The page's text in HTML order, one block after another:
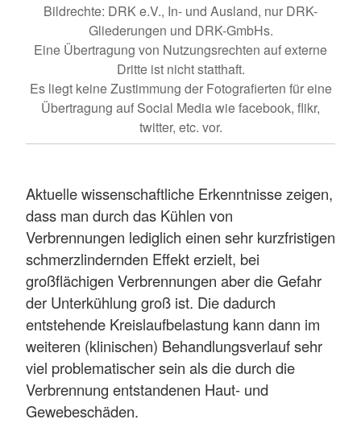
Bildrechte: DRK e.V., In- und Ausland, nur DRK-
Gliederungen und DRK-GmbHs.
Eine Übertragung von Nutzungsrechten auf externe
Dritte ist nicht statthaft.
Es liegt keine Zustimmung der Fotografierten für eine
Übertragung auf Social Media wie facebook, flikr,
twitter, etc. vor.
Aktuelle wissenschaftliche Erkenntnisse zeigen,
dass man durch das Kühlen von
Verbrennungen lediglich einen sehr kurzfristigen
schmerzlindernden Effekt erzielt, bei
großflächigen Verbrennungen aber die Gefahr
der Unterkühlung groß ist. Die dadurch
entstehende Kreislaufbelastung kann dann im
weiteren (klinischen) Behandlungsverlauf sehr
viel problematischer sein als die durch die
Verbrennung entstandenen Haut- und
Gewebeschäden.